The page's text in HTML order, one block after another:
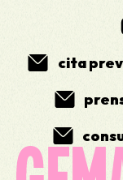
cita